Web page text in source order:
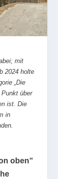
mit
2024 holte
„Die
Punkt über
ist. Die
in
oben“